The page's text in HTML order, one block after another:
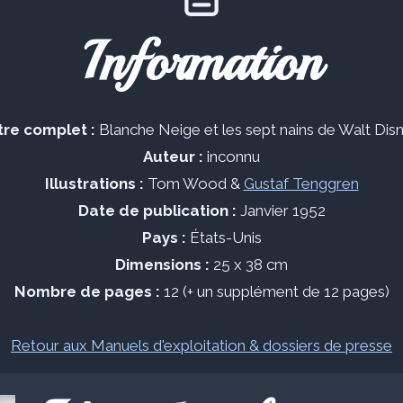
Information
complet : Blanche Neige et les sept nains de Walt
Auteur : inconnu
Illustrations : Tom Wood & Gustaf Tenggren
Date de publication : Janvier 1952
Pays : États-Unis
Dimensions : 25 x 38 cm
Nombre de pages : 12 (+ un supplément de 12 pages)
Retour aux Manuels d'exploitation & dossiers de presse